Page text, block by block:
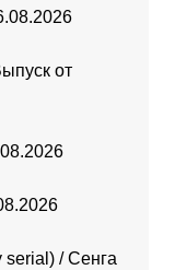
от
serial) / Сенга